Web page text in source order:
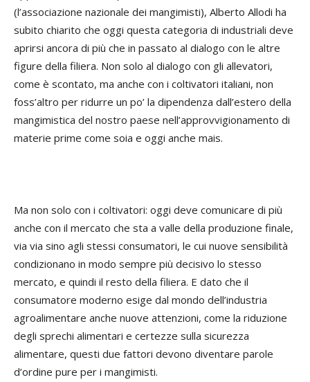
(l’associazione nazionale dei mangimisti), Alberto Allodi ha
subito chiarito che oggi questa categoria di industriali deve
aprirsi ancora di più che in passato al dialogo con le altre
figure della filiera. Non solo al dialogo con gli allevatori,
come è scontato, ma anche con i coltivatori italiani, non
foss’altro per ridurre un po’ la dipendenza dall’estero della
mangimistica del nostro paese nell’approvvigionamento di
materie prime come soia e oggi anche mais.
Ma non solo con i coltivatori: oggi deve comunicare di più
anche con il mercato che sta a valle della produzione finale,
via via sino agli stessi consumatori, le cui nuove sensibilità
condizionano in modo sempre più decisivo lo stesso
mercato, e quindi il resto della filiera. E dato che il
consumatore moderno esige dal mondo dell’industria
agroalimentare anche nuove attenzioni, come la riduzione
degli sprechi alimentari e certezze sulla sicurezza
alimentare, questi due fattori devono diventare parole
d’ordine pure per i mangimisti.